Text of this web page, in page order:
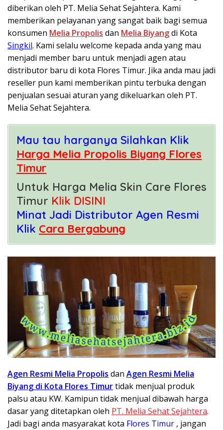
diberikan oleh PT. Melia Sehat Sejahtera. Kami
memberikan pelayanan yang sangat baik bagi semua
konsumen Melia Propolis dan Melia Biyangdi Kota
Singkil. Kami selalu welcome kepada anda yang mau
menjadi member baru untuk menjadi agen atau
distributor baru di kota Flores Timur. Jika anda mau jadi
reseller pun kami memberikan pintu terbuka dengan
penjualan sesuai aturan yang dikeluarkan oleh PT.
Melia Sehat Sejahtera.
Mau tau harganya Silahkan Klik
Harga Melia Propolis Biyang Flores
Timur
Untuk Harga Melia Skin Care Flores
Timur Klik DISINI
Minat Jadi Distributor Agen Resmi
Klik Cara Bergabung
Agen Resmi Melia Propolis dan Agen Resmi Melia
Biyang di Kota Flores Timurtidak menjual produk
palsu atau KW. Kamipun tidak menjual dibawah harga
dasar yang ditetapkan oleh PT. Melia Sehat Sejahtera.
Jadi bagi anda masyarakat kota Flores Timur , jangan